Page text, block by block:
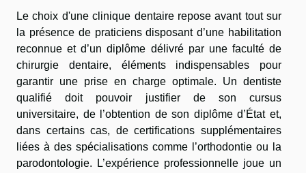
Le choix d'une clinique dentaire repose avant tout sur
la présence de praticiens disposant d’une habilitation
reconnue et d’un diplôme délivré par une faculté de
chirurgie dentaire, éléments indispensables pour
garantir une prise en charge optimale. Un dentiste
qualifié doit pouvoir justifier de son cursus
universitaire, de l’obtention de son diplôme d’État et,
dans certains cas, de certifications supplémentaires
liées à des spécialisations comme l’orthodontie ou la
parodontologie. L’expérience professionnelle joue un